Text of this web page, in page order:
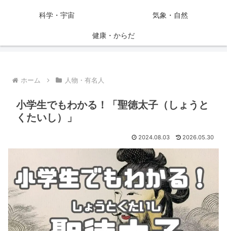
科学・宇宙 気象・自然
健康・からだ
ホーム 人物・有名人
小学生でもわかる！「聖徳太子（しょうと
くたいし）」
2024.08.03 2026.05.30